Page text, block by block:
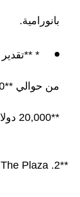
بانورامية.
**20,000 دولار أمريكي** أو أكثر للأجنحة الفاخرة جدًا.
**2. The Plaza، نيويورك، الولايات المتحدة الأمريكية:**